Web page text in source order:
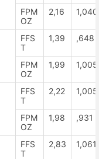
FPM
OZ
2,16 1,040
FFS
T
1,39 ,648
FPM
OZ
1,99 1,005
FFS
T
2,22 1,005
FPM
OZ
1,98 ,931
FFS
T
2,83 1,061